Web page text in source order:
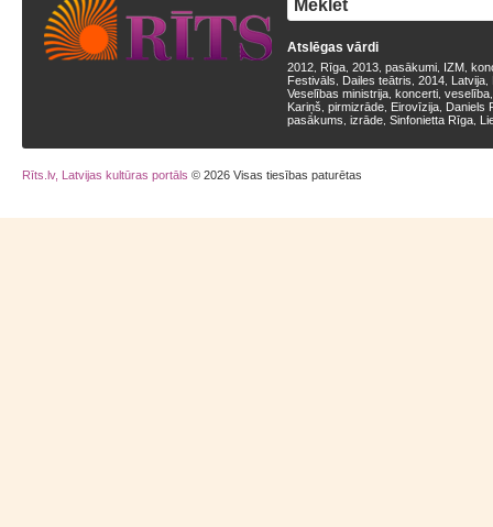
Atslēgas vārdi
2012 Rīga 2013 pasākumi IZM
Festivāls
Dailes teātris 2014 Latvija
Veselības ministrija koncerti veselība
Kariņš pirmizrāde Eirovīzija Daniels
pasākums izrāde Sinfonietta Rīga
Rīts.lv, Latvijas kultūras portāls © 2026 Visas tiesības paturētas